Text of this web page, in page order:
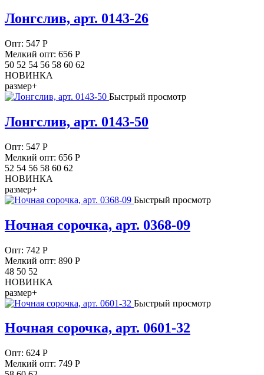
Лонгслив, арт. 0143-26
Опт: 547 Р
Мелкий опт: 656 Р
50 52 54 56 58 60 62
НОВИНКА
размер+
Быстрый просмотр
Лонгслив, арт. 0143-50
Опт: 547 Р
Мелкий опт: 656 Р
52 54 56 58 60 62
НОВИНКА
размер+
Быстрый просмотр
Ночная сорочка, арт. 0368-09
Опт: 742 Р
Мелкий опт: 890 Р
48 50 52
НОВИНКА
размер+
Быстрый просмотр
Ночная сорочка, арт. 0601-32
Опт: 624 Р
Мелкий опт: 749 Р